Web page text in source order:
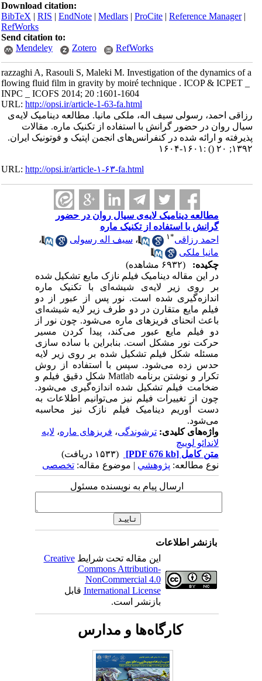
Download citation:
BibTeX|RIS|EndNote|Medlars|ProCite|Reference Manager
RefWorks
Send citation to:
Mendeley
Zotero RefWorks
razzaghi A, Rasouli S, Maleki M. Investigation of the dynamics of a
flowing fluid film in gravity by moiré technique . ICOP & ICPET _
INPC _ ICOFS 2014; 20 :1601-1604
URL:http://opsi.ir/article-1-63-fa.html
رزاقی احمد، رسولی سیف اله، ملکی مانیا. مطالعه دینامیک لایه‌ی
سیال روان در حضور گرانش با استفاده از تکنیک ماره. مقالات
پذیرفته و ارائه شده در کنفرانس‌های انجمن اپتیک و فوتونیک ایران.
۱۳۹۲; ۲۰
() :۱۶۰۱-۱۶۰۴
URL:http://opsi.ir/article-۱-۶۳-fa.html
مطالعه دینامیک لایه‌ی سیال روان در حضور
گرانش با استفاده از تکنیک ماره
احمد رزاقی
۱ ،سیف اله رسولی
،
مانیا ملکی
چکیده:
در این مقاله دینامیک فیلم نازک مایع تشکیل شده
بر روی زیر لایه‌ی شیشه‌ای با تکنیک ماره
اندازه‌گیری شده است. نور پس از عبور از دو
فیلم مایع متقارن در دو طرف زیر لایه شیشه‌ای
باعث انحنای فریزهای ماره می‌شود. چون نور از
دو فیلم مایع عبور می‌کند، پیدا کردن مسیر
حرکت نور مشکل است. بنابراین با ساده سازی
مسئله شکل فیلم تشکیل شده بر روی زیر لایه
حدس زده می‌شود. سپس با استفاده از روش
تکرار و نوشتن برنامه Matlab شکل دقیق فیلم و
ضخامت فیلم تشکیل شده اندازه‌گیری می‌شود.
چون از تغییرات فیلم نیز می‌توانیم اطلاعات به
دست آوریم دینامیک فیلم نازک نیز محاسبه
می‌شود.
واژه‌های کلیدی:ترشوندگی،فریزهای ماره ،لایه
لاندائو لوییچ
متن کامل[PDF 676 kb]
نوع مطالعه:پژوهشي| موضوع مقاله:تخصصی
ارسال پیام به نویسنده مسئول
بازنشر اطلاعات
این مقاله تحت شرایطCreative
Commons Attribution-
NonCommercial 4.0
International Licenseقابل
بازنشر است.
کارگاه‌ها و مدارس